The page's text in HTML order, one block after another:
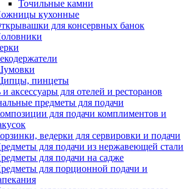
Точильные камни
кухонные
для консервных банок
пинцеты
аксессуары для отелей и ресторанов
предметы для подачи
для подачи комплиментов и
ведерки для сервировки и подачи
для подачи из нержавеющей стали
для подачи на садже
для порционной подачи и